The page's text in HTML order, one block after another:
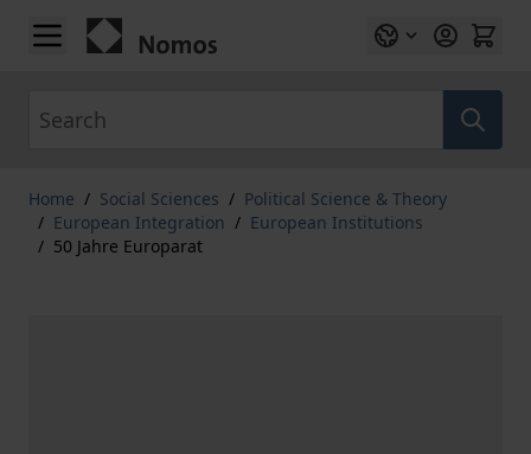
Skip to Content
Home / Social Sciences / Political Science & Theory
/ European Integration / European Institutions
/ 50 Jahre Europarat